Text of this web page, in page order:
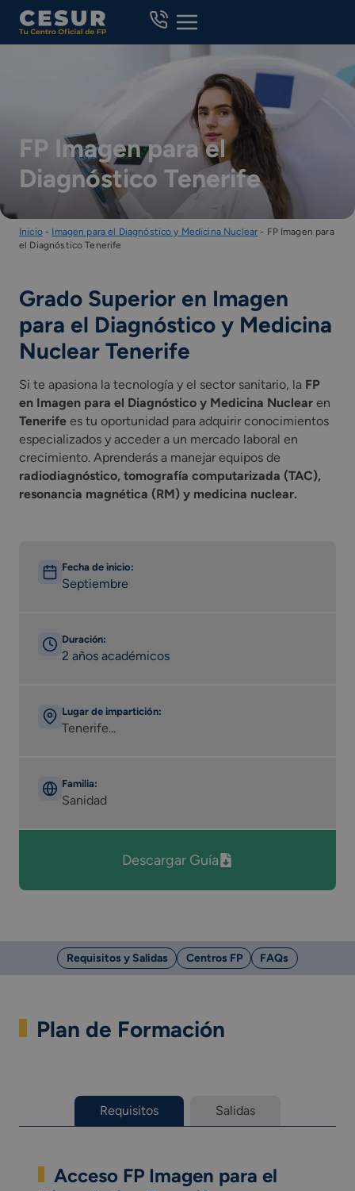
Skip
content
FP Imagen para el
Diagnóstico Tenerife
Inicio- Imagen para el Diagnóstico y Medicina Nuclear - FP Imagen para
el Diagnóstico Tenerife
Grado Superior en Imagen
para el Diagnóstico y Medicina
Nuclear Tenerife
Si te apasiona la tecnología y el sector sanitario, la FP
en Imagen para el Diagnóstico y Medicina Nuclear en
Tenerife es tu oportunidad para adquirir conocimientos
especializados y acceder a un mercado laboral en
crecimiento. Aprenderás a manejar equipos de
radiodiagnóstico, tomografía computarizada (TAC),
resonancia magnética (RM) y medicina nuclear.
Fecha de inicio:
Septiembre
Duración:
2 años académicos
Lugar de impartición:
Tenerife...
Familia:
Sanidad
Descargar Guía
Requisitos y Salidas Centros FP FAQs
Plan de Formación
Requisitos Salidas
Acceso FP Imagen para el